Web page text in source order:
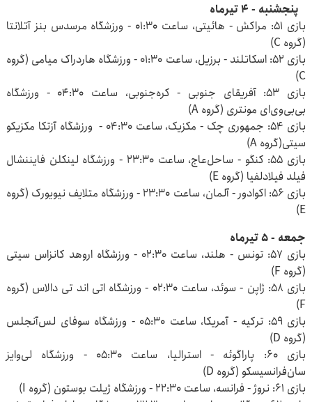
`پنجشنبه - ۴ تیرماه
بازی ۵۱: مراکش - هائیتی، ساعت ۰۱:۳۰ - ورزشگاه مرسدس بنز آتلانتا
(گروه C)
بازی ۵۲: اسکاتلند - برزیل، ساعت ۰۱:۳۰ - ورزشگاه هاردراک میامی (گروه
C)
بازی ۵۳: آفریقای جنوبی - کره‌جنوبی، ساعت ۰۴:۳۰ - ورزشگاه
بی‌بی‌وی‌ای مونتری (گروه A)
بازی ۵۴: جمهوری چک - مکزیک، ساعت ۰۴:۳۰ - ورزشگاه آزتکا مکزیکو
سیتی(گروه A)
بازی ۵۵: کنگو - ساحل‌عاج، ساعت ۲۳:۳۰ - ورزشگاه لینکلن فایننشال
فیلد فیلادلفیا (گروه E)
بازی ۵۶: اکوادور - آلمان، ساعت ۲۳:۳۰ - ورزشگاه متلایف نیویورک (گروه
E)
جمعه - ۵ تیرماه
بازی ۵۷: تونس - هلند، ساعت ۰۲:۳۰ - ورزشگاه اروهد کانزاس سیتی
(گروه F)
بازی ۵۸: ژاپن - سوئد، ساعت ۰۲:۳۰ - ورزشگاه اتی‌ اند تی دالاس (گروه
F)
بازی ۵۹: ترکیه - آمریکا، ساعت ۰۵:۳۰ - ورزشگاه سوفای لس‌آنجلس
(گروه D)
بازی ۶۰: پاراگوئه - استرالیا، ساعت ۰۵:۳۰ - ورزشگاه لی‌وایز
سان‌فرانسیسکو (گروه D)
بازی ۶۱: نروژ - فرانسه، ساعت ۲۲:۳۰ - ورزشگاه ژیلت بوستون (گروه I)